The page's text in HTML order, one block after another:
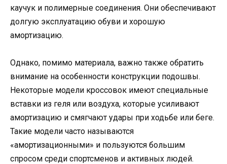
каучук и полимерные соединения. Они обеспечивают
долгую эксплуатацию обуви и хорошую
амортизацию.
Однако, помимо материала, важно также обратить
внимание на особенности конструкции подошвы.
Некоторые модели кроссовок имеют специальные
вставки из геля или воздуха, которые усиливают
амортизацию и смягчают удары при ходьбе или беге.
Такие модели часто называются
«амортизационными» и пользуются большим
спросом среди спортсменов и активных людей.